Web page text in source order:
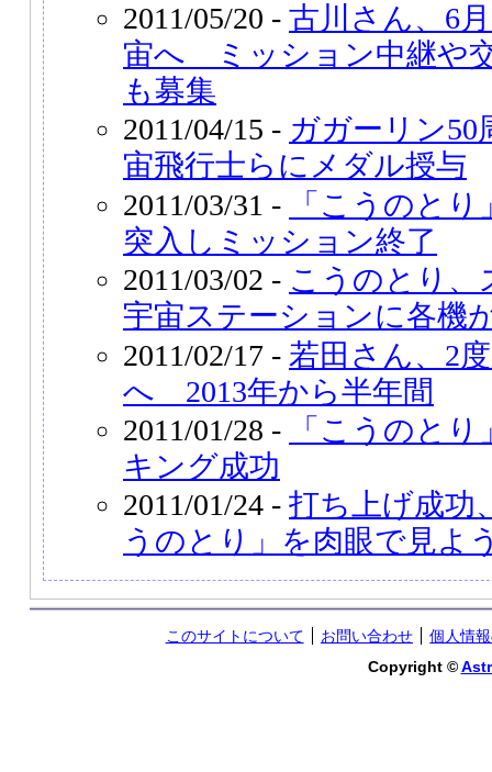
2011/05/20 - 古川さん、6
宙へ ミッション中継や
も募集
2011/04/15 - ガガーリン50
宙飛行士らにメダル授与
2011/03/31 -
「こうのと
突入しミッション終了
2011/03/02 - こうのとり
宇宙ステーションに各機
2011/02/17 - 若田さん、2
へ 2013年から半年間
2011/01/28 -
「こうのと
キング成功
2011/01/24 - 打ち上げ成功
うのとり」を肉眼で見よ
このサイトについて お問い合わせ
個人情
Copyright ©